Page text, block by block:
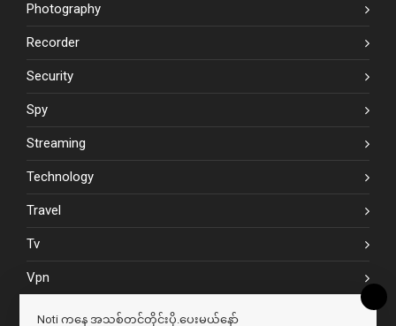
Photography
Recorder
Security
Spy
Streaming
Technology
Travel
Tv
Vpn
Noti ကနေ အသစ်တင်တိုင်းပို.ပေးမယ်နော်